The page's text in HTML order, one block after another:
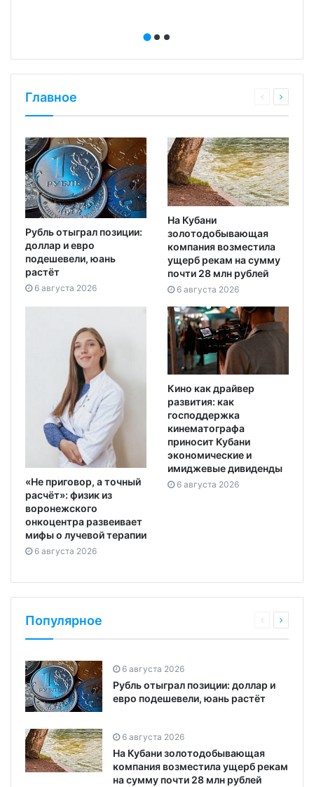
Главное
Рубль отыграл позиции:
доллар и евро
подешевели, юань
растёт
6 августа 2026
На Кубани
золотодобывающая
компания возместила
ущерб рекам на сумму
почти 28 млн рублей
6 августа 2026
«Не приговор, а точный
расчёт»: физик из
воронежского
онкоцентра развеивает
мифы о лучевой терапии
6 августа 2026
Кино как драйвер
развития: как
господдержка
кинематографа
приносит Кубани
экономические и
имиджевые дивиденды
6 августа 2026
Популярное
6 августа 2026
Рубль отыграл позиции: доллар и
евро подешевели, юань растёт
6 августа 2026
На Кубани золотодобывающая
компания возместила ущерб рекам
на сумму почти 28 млн рублей